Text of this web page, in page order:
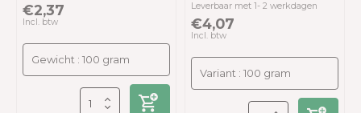
€2,37
Incl. btw
Leverbaar met 1- 2 werkdagen
€4,07
Incl. btw